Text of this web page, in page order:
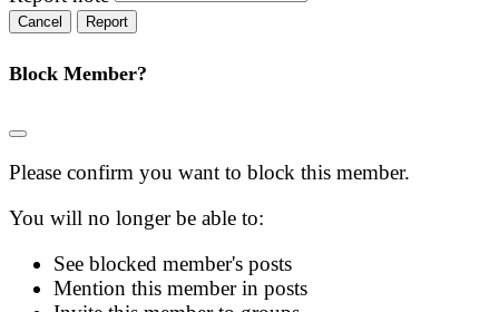
Report
Block Member?
Please confirm you want to block this member.
You will no longer be able to:
See blocked member's posts
Mention this member in posts